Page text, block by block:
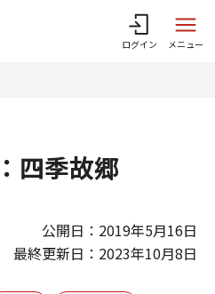
ログイン メニュー
四季故郷
公開日：2019年5月16日
最終更新日：2023年10月8日